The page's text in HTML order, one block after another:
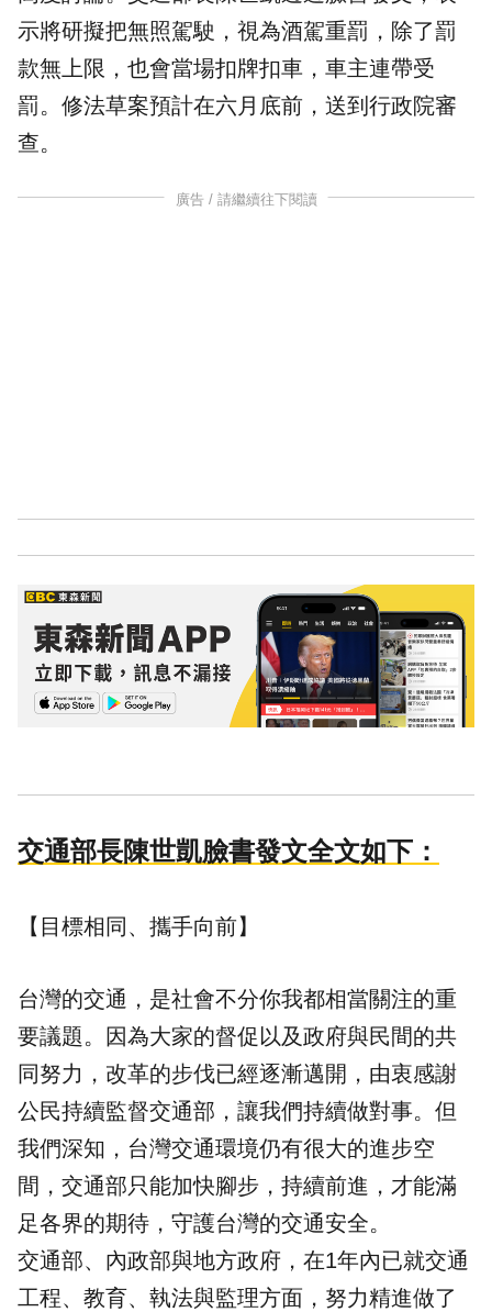
示將研擬把無照駕駛 ，視為酒駕重罰，除了罰
款無上限，也會當場扣牌扣車，車主連帶受
罰。修法草案預計在六月底前，送到行政院審
查。
廣告 / 請繼續往下閱讀
交通部長陳世凱臉書發文全文如下：
【目標相同、攜手向前】
台灣的交通，是社會不分你我都相當關注的重
要議題。因為大家的督促以及政府與民間的共
同努力，改革的步伐已經逐漸邁開，由衷感謝
公民持續監督交通部，讓我們持續做對事。但
我們深知，台灣交通環境仍有很大的進步空
間，交通部只能加快腳步，持續前進，才能滿
足各界的期待，守護台灣的交通安全。
交通部、內政部與地方政府，在1年內已就交通
工程、教育、執法與監理方面，努力精進做了